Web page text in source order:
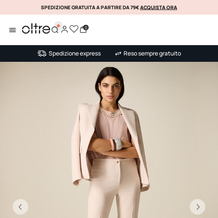
KLARNA
SPEDIZIONE GRATUITA A PARTIRE DA 79€ACQUISTA ORA
0
Spedizione express Reso sempre gratuito
Precedente